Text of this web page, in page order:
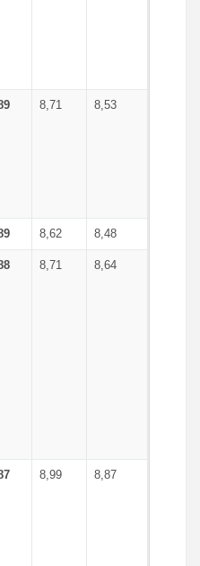
8,71 8,53
8,62 8,48
8,71 8,64
8,99 8,87